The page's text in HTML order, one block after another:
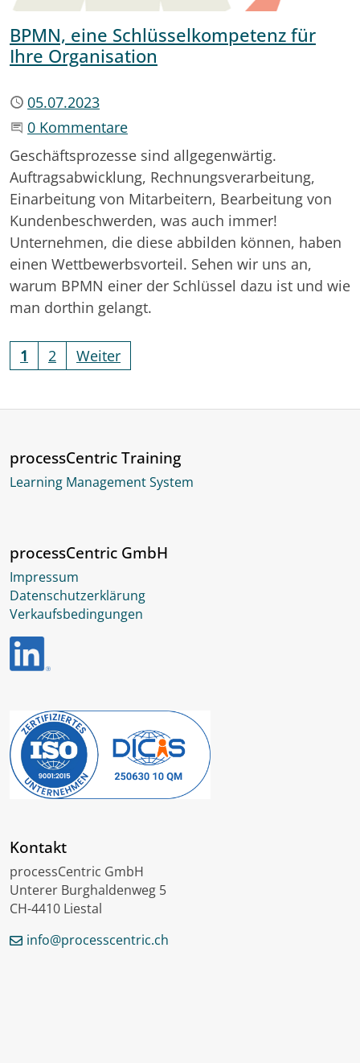
BPMN, eine Schlüsselkompetenz für
Ihre Organisation
Publiziert
05.07.2023
Beginne eine Unterhaltung
0 Kommentare
Geschäftsprozesse sind allgegenwärtig.
Auftragsabwicklung, Rechnungsverarbeitung,
Einarbeitung von Mitarbeitern, Bearbeitung von
Kundenbeschwerden, was auch immer!
Unternehmen, die diese abbilden können, haben
einen Wettbewerbsvorteil. Sehen wir uns an,
warum BPMN einer der Schlüssel dazu ist und wie
man dorthin gelangt.
1 2 Weiter
processCentric Training
Learning Management System
processCentric GmbH
Impressum
Datenschutzerklärung
Verkaufsbedingungen
Kontakt
processCentric GmbH
Unterer Burghaldenweg 5
CH-4410 Liestal
info@processcentric.ch